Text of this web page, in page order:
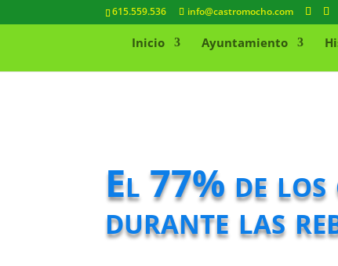
615.559.536 info@castromocho.com
Inicio Ayuntamiento
El 77% de los
durante las